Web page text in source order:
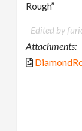
Rough”
Edited by
Attachments: